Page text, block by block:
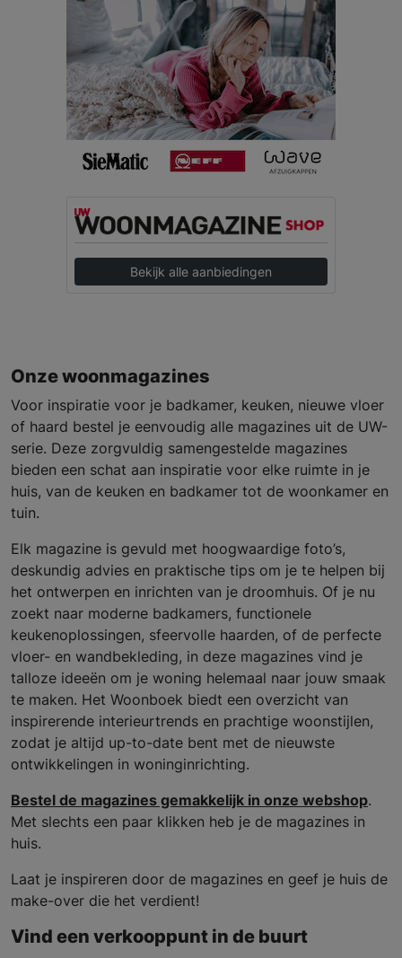
Bekijk alle aanbiedingen
Onze woonmagazines
Voor inspiratie voor je badkamer, keuken, nieuwe vloer
of haard bestel je eenvoudig alle magazines uit de UW-
serie. Deze zorgvuldig samengestelde magazines
bieden een schat aan inspiratie voor elke ruimte in je
huis, van de keuken en badkamer tot de woonkamer en
tuin.
Elk magazine is gevuld met hoogwaardige foto’s,
deskundig advies en praktische tips om je te helpen bij
het ontwerpen en inrichten van je droomhuis. Of je nu
zoekt naar moderne badkamers, functionele
keukenoplossingen, sfeervolle haarden, of de perfecte
vloer- en wandbekleding, in deze magazines vind je
talloze ideeën om je woning helemaal naar jouw smaak
te maken. Het Woonboek biedt een overzicht van
inspirerende interieurtrends en prachtige woonstijlen,
zodat je altijd up-to-date bent met de nieuwste
ontwikkelingen in woninginrichting.
Bestel de magazines gemakkelijk in onze webshop.
Met slechts een paar klikken heb je de magazines in
huis.
Laat je inspireren door de magazines en geef je huis de
make-over die het verdient!
Vind een verkooppunt in de buurt